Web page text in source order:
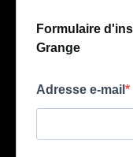
Formulaire
Grange
Adresse e-mail